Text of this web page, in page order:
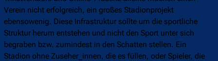
Verein nicht erfolgreich, ein großes Stadionprojekt
ebensowenig. Diese Infrastruktur sollte um die sportliche
Struktur herum entstehen und nicht den Sport unter sich
begraben bzw. zumindest in den Schatten stellen. Ein
Stadion ohne Zuseher_innen, die es füllen, oder Spieler, die